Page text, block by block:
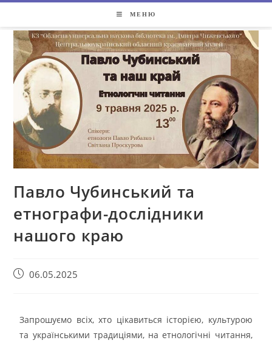
МЕНЮ
Павло Чубинський та
етнографи-дослідники
нашого краю
06.05.2025
Запрошуємо всіх, хто цікавиться історією, культурою
та українськими традиціями, на етнологічні читання,